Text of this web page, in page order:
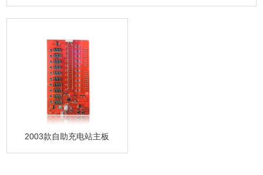
2003款自助充电站主板